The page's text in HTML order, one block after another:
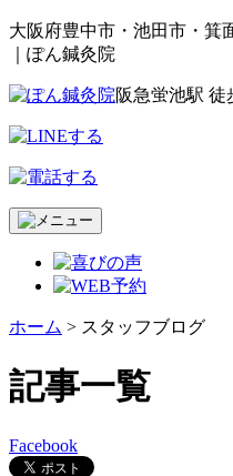
大阪府豊中市・池田市・箕
｜ぽん鍼灸院
阪急蛍池駅 徒
ホーム > スタッフブログ
記事一覧
Facebook